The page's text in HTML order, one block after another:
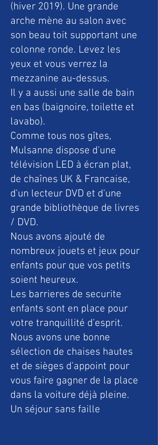
(hiver 2019). Une grande
arche mène au salon avec
son beau toit supportant une
colonne ronde. Levez les
yeux et vous verrez la
mezzanine au-dessus.
Il y a aussi une salle de bain
en bas (baignoire, toilette et
lavabo).
Comme tous nos gîtes,
Mulsanne dispose d'une
télévision LED à écran plat,
de chaînes UK & Francaise,
d'un lecteur DVD et d'une
grande bibliothèque de livres
/ DVD.
Nous avons ajouté de
nombreux jouets et jeux pour
enfants pour que vos petits
soient heureux.
Les barrieres de securite
enfants sont en place pour
votre tranquillité d'esprit.
Nous avons une bonne
sélection de chaises hautes
et de sièges d'appoint pour
vous faire gagner de la place
dans la voiture déjà pleine.
Un séjour sans faille